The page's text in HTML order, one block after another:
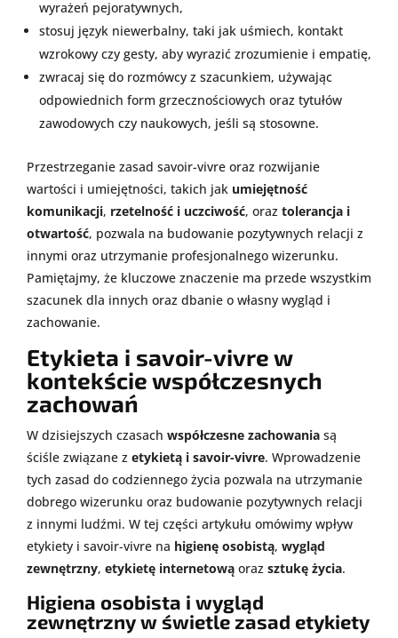
wyrażeń pejoratywnych,
stosuj język niewerbalny, taki jak uśmiech, kontakt
wzrokowy czy gesty, aby wyrazić zrozumienie i empatię,
zwracaj się do rozmówcy z szacunkiem, używając
odpowiednich form grzecznościowych oraz tytułów
zawodowych czy naukowych, jeśli są stosowne.
Przestrzeganie zasad savoir-vivre oraz rozwijanie
wartości i umiejętności, takich jak umiejętność
komunikacji, rzetelność i uczciwość, oraz tolerancja i
otwartość, pozwala na budowanie pozytywnych relacji z
innymi oraz utrzymanie profesjonalnego wizerunku.
Pamiętajmy, że kluczowe znaczenie ma przede wszystkim
szacunek dla innych oraz dbanie o własny wygląd i
zachowanie.
Etykieta i savoir-vivre w
kontekście współczesnych
zachowań
W dzisiejszych czasach współczesne zachowania są
ściśle związane z etykietą i savoir-vivre. Wprowadzenie
tych zasad do codziennego życia pozwala na utrzymanie
dobrego wizerunku oraz budowanie pozytywnych relacji
z innymi ludźmi. W tej części artykułu omówimy wpływ
etykiety i savoir-vivre na higienę osobistą, wygląd
zewnętrzny, etykietę internetową oraz sztukę życia.
Higiena osobista i wygląd
zewnętrzny w świetle zasad etykiety